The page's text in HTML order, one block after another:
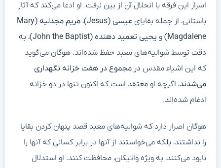
اسرار این فرقه با انحلال آن از بین نرفت. او ادعا می‌کند که آثار
باستانی، از جمله بقایای عیسی (Jesus) ،
مریم مجدلیه (Mary
Magdalene) و یحیی تعمید دهنده (John the Baptist)
، به
دقت توسط شوالیه‌های معبد حفظ شده‌اند. هوگان می‌گوید
که این اشیاء مقدس در مجموع در هفت خزانه نگهداری
می‌شدند، اگرچه او معتقد است که اکنون تنها در دو خزانه
ادغام شده‌اند.
هوگان اصرار دارد که شوالیه‌های معبد قصد پنهان کردن بقایا
را نداشتند، بلکه می‌خواستند از آنها در برابر کسانی که آنها را
نابود می‌کنند، به ویژه واتیکان، محافظت کنند. او استدلال